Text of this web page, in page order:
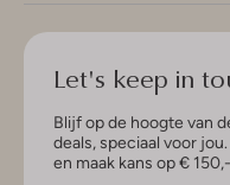
Let's keep in
Blijf op de hoogte van
deals, speciaal voor
en maak kans op €